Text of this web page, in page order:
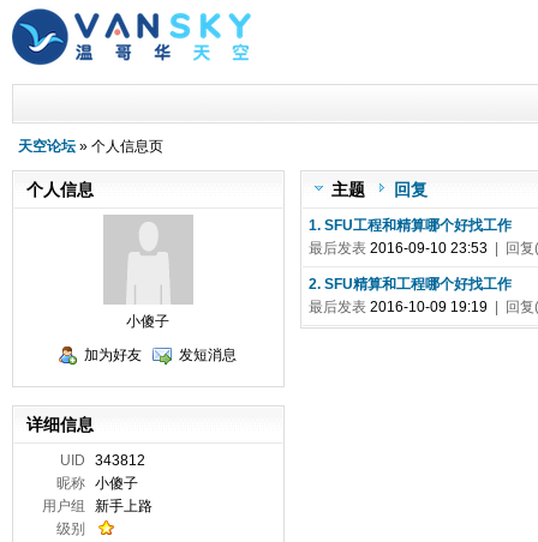
天空论坛 » 个人信息页
主题 回复
1. SFU工程和精算哪个好找工作
最后发表2016-09-10 23:53 | 回
2. SFU精算和工程哪个好找工作
最后发表2016-10-09 19:19 | 回
个人信息
小傻子
加为好友
发短消息
详细信息
UID
343812
昵称 小傻子
用户组
新手上路
级别